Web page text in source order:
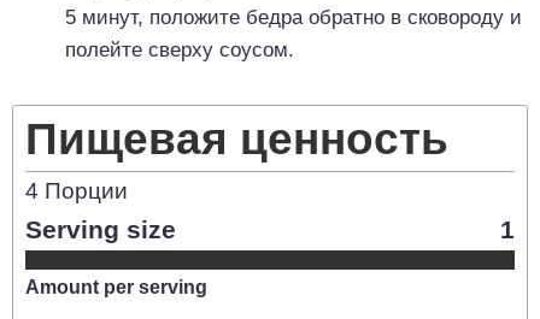
5 минут, положите бедра обратно в сковороду и
полейте сверху соусом.
Пищевая ценность
4 Порции
Serving size 1
Amount per serving